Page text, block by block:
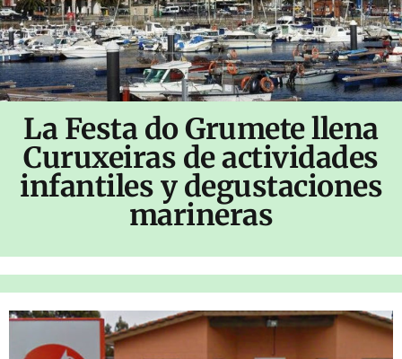
La Festa do Grumete llena
Curuxeiras de actividades
infantiles y degustaciones
marineras